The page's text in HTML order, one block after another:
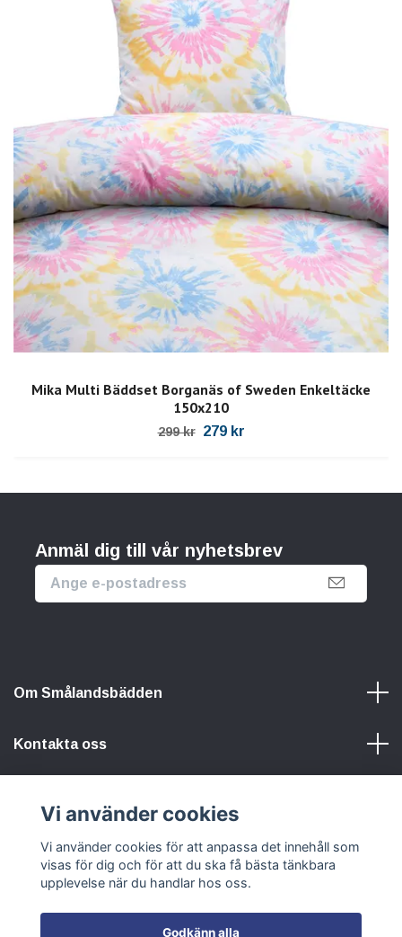
Mika Multi Bäddset Borganäs of Sweden Enkeltäcke
150x210
299 kr 279 kr
Anmäl dig till vår nyhetsbrev
Om Smålandsbädden
Kontakta oss
Sociala medier
Vi använder cookies
Vi använder cookies för att anpassa det innehåll som
visas för dig och för att du ska få bästa tänkbara
upplevelse när du handlar hos oss.
Godkänn alla